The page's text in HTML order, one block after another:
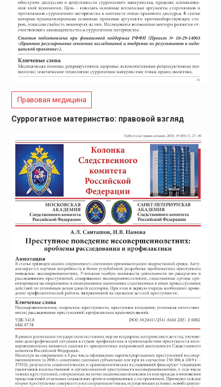
Правовая медицина
Суррогатное материнство: правовой взгляд